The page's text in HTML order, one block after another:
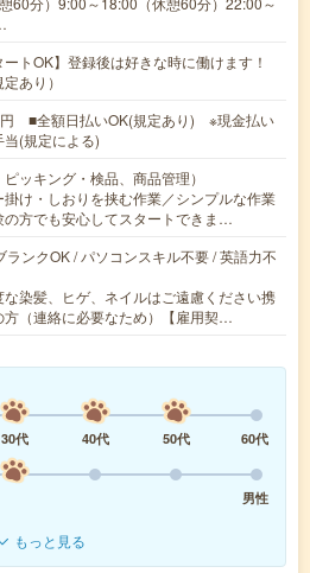
ートOK】登録後は好きな時に働けます！
あり）
■全額日払いOK(規定あり) ※現金払い
(規定による)
ッキング・検品、商品管理）
け・しおりを挟む作業／シンプルな作業
の方でも安心してスタートできま…
ランクOK / パソコンスキル不要 / 英語力不
染髪、ヒゲ、ネイルはご遠慮ください携
方（連絡に必要なため）【雇用契…
30代 40代 50代
60代
男性
もっと見る